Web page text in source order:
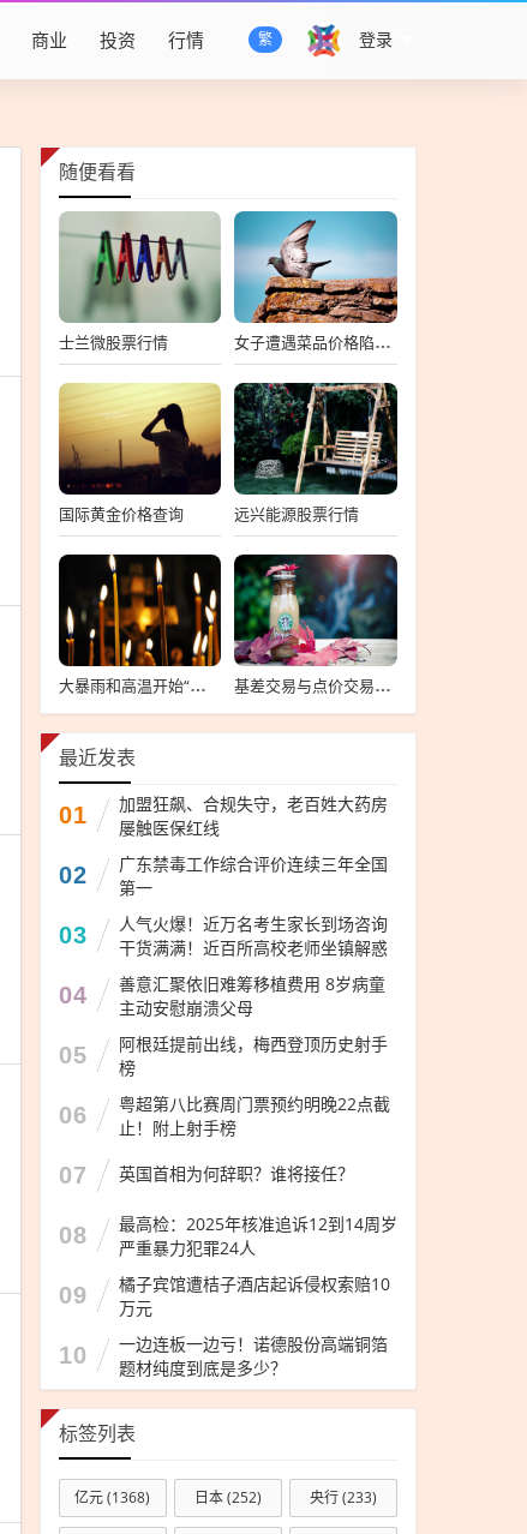
登录
繁
商业 投资 行情
随便看看
士兰微股票行情 女子遭遇菜品价格陷阱，点餐价与实际消费大相径庭，结账竟达358元！
国际黄金价格查询 远兴能源股票行情
大暴雨和高温开始“补作业”大暴雨与高温齐发，学生迎来补作业高峰期 基差交易与点价交易的差异解析
最近发表
01
加盟狂飙、合规失守，老百姓大药房
屡触医保红线
02
广东禁毒工作综合评价连续三年全国
第一
03
人气火爆！近万名考生家长到场咨询
干货满满！近百所高校老师坐镇解惑
04
善意汇聚依旧难筹移植费用 8岁病童
主动安慰崩溃父母
05
阿根廷提前出线，梅西登顶历史射手
榜
06
粤超第八比赛周门票预约明晚22点截
止！附上射手榜
07 英国首相为何辞职？谁将接任？
08
最高检：2025年核准追诉12到14周岁
严重暴力犯罪24人
09
橘子宾馆遭桔子酒店起诉侵权索赔10
万元
10
一边连板一边亏！诺德股份高端铜箔
题材纯度到底是多少？
标签列表
亿元(1368) 日本(252) 央行(233)